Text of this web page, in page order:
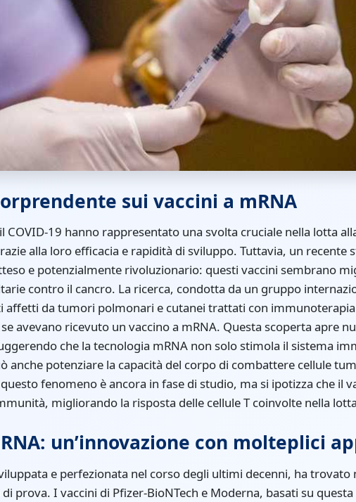
sui vaccini a mRNA
COVID-19 hanno rappresentato una svolta cruciale nella lotta
alla loro efficacia e rapidità di sviluppo. Tuttavia, un recente
e potenzialmente rivoluzionario: questi vaccini sembrano
contro il cancro. La ricerca, condotta da un gruppo
affetti da tumori polmonari e cutanei trattati con
avevano ricevuto un vaccino a mRNA. Questa scoperta apre
che la tecnologia mRNA non solo stimola il sistema
anche potenziare la capacità del corpo di combattere cellule
fenomeno è ancora in fase di studio, ma si ipotizza che il
migliorando la risposta delle cellule T coinvolte nella
un’innovazione con molteplici
e perfezionata nel corso degli ultimi decenni, ha trovato
prova. I vaccini di Pfizer-BioNTech e Moderna, basati su